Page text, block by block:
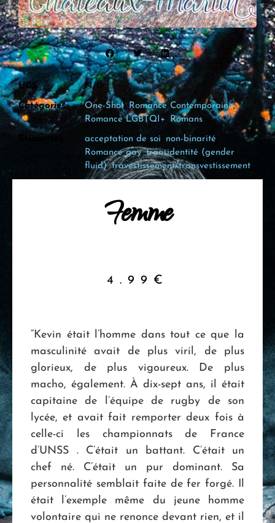
UGS N/D
Catégories One-Shot , Romance Contemporaine,
Romance LGBTQI+
Romans
acceptation de soi non-binarité
Romance gay,transidentité (gender
fluid),travestissement/transvestissement
Femme
4.99 €
“Kevin était l’homme dans tout ce que la
masculinité avait de plus viril, de plus
glorieux, de plus vigoureux. De plus
macho, également. À dix-sept ans, il était
capitaine de l’équipe de rugby de son
lycée, et avait fait remporter deux fois à
celle-ci les championnats de France
d’UNSS . C’était un battant. C’était un
chef né. C’était un pur dominant. Sa
personnalité semblait faite de fer forgé. Il
était l’exemple même du jeune homme
volontaire qui ne renonce devant rien, et il